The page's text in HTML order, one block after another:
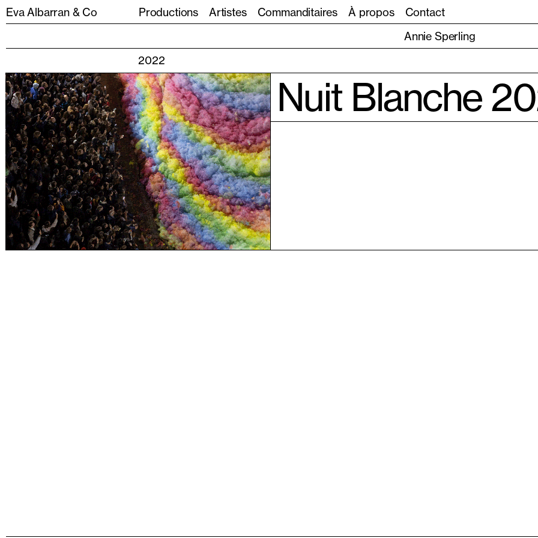
Eva Albarran & Co Productions Artistes Commanditaires À propos Contact
Annie Sperling
2022
Nuit Blanche